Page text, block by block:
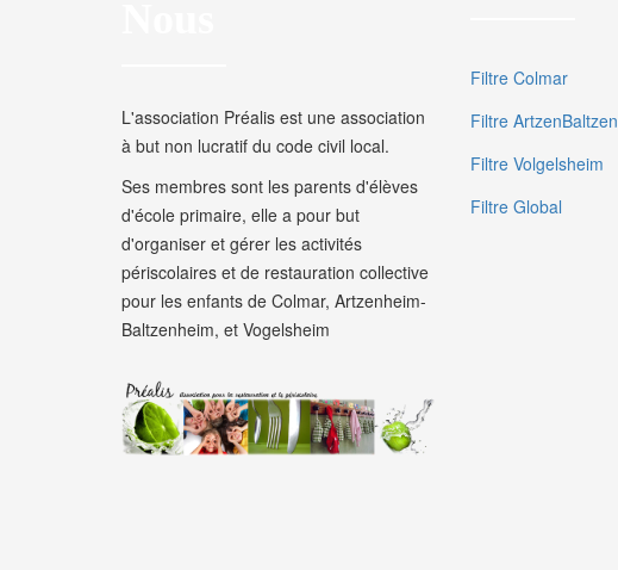
L'association Préalis est une association
à but non lucratif du code civil local.
Ses membres sont les parents d'élèves
d'école primaire, elle a pour but
d'organiser et gérer les activités
périscolaires et de restauration collective
pour les enfants de Colmar, Artzenheim-
Baltzenheim, et Vogelsheim
Filtre Colmar
Filtre ArtzenBaltzen
Filtre Volgelsheim
Filtre Global